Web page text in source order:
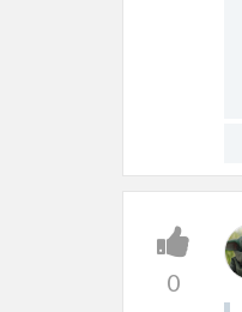
0